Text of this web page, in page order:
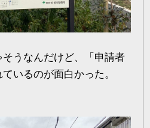
うなんだけど、「申請者
いるのが面白かった。